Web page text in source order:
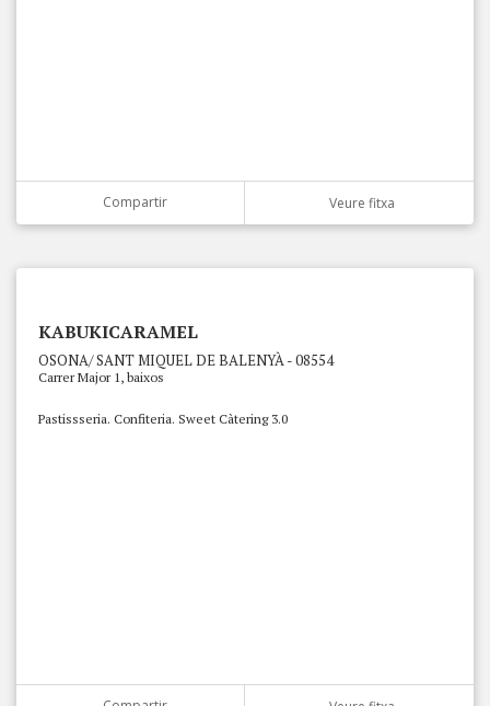
Compartir Veure fitxa
KABUKICARAMEL
OSONA/ SANT MIQUEL DE BALENYÀ - 08554
Carrer Major 1, baixos
Pastissseria. Confiteria. Sweet Càtering 3.0